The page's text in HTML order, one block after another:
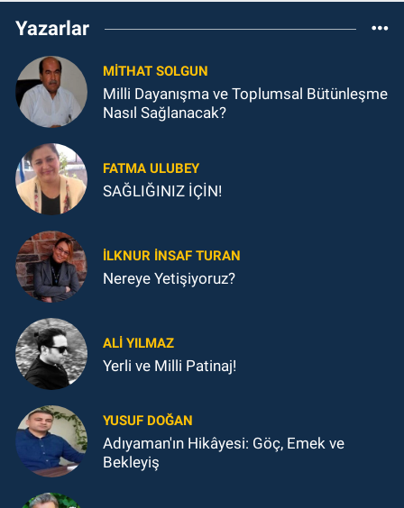
Yazarlar
MITHAT SOLGUN
Milli Dayanışma ve Toplumsal Bütünleşme
Nasıl Sağlanacak?
FATMA ULUBEY
SAĞLIĞINIZ İÇİN!
İLKNUR İNSAF TURAN
Nereye Yetişiyoruz?
ALI YILMAZ
Yerli ve Milli Patinaj!
YUSUF DOĞAN
Adıyaman'ın Hikâyesi: Göç, Emek ve
Bekleyiş